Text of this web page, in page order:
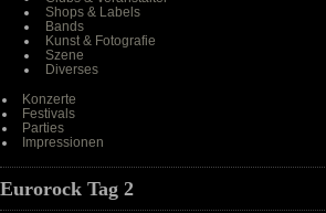
Shops & Labels
Bands
Kunst & Fotografie
Szene
Diverses
Konzerte
Festivals
Parties
Impressionen
Eurorock Tag 2